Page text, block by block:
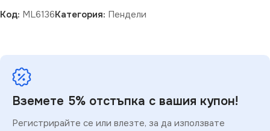
Код: ML6136Категория: Пендели
Вземете 5% отстъпка с вашия купон!
Регистрирайте се или влезте, за да използвате